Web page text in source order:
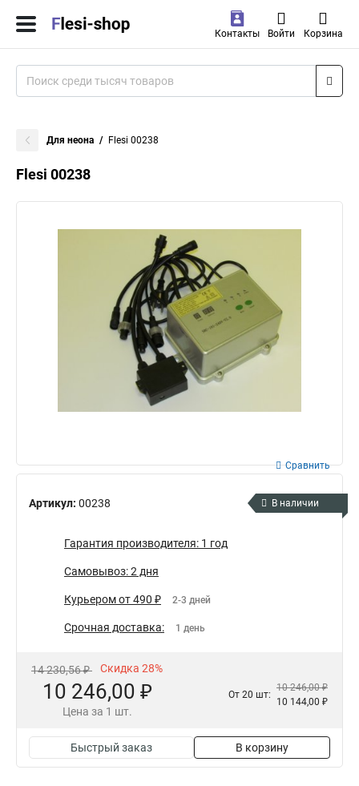
Контакты Войти Корзина
Для неона Flesi 00238
Flesi 00238
Артикул: 00238
Сравнить
В наличии
Гарантия производителя: 1 год
Самовывоз: 2 дня
Курьером от 490 ₽ 2-3 дней
Срочная доставка: 1 день
14 230,56 ₽ Скидка 28%
10 246,00 ₽
Цена за 1 шт.
От 20 шт:
10 246,00 ₽
10 144,00 ₽
Быстрый заказ В корзину